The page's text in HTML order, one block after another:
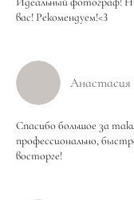
вас! Рекомендуем!<3
Анастасия
Спасибо большое за
профессионально,
восторге!